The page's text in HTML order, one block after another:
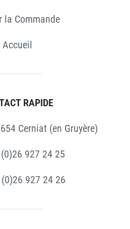
la Commande
Accueil
RAPIDE
Cerniat (en Gruyère)
927 24 25
927 24 26